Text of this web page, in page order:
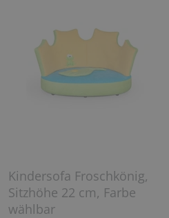
Kindersofa Froschkönig,
Sitzhöhe 22 cm, Farbe
wählbar